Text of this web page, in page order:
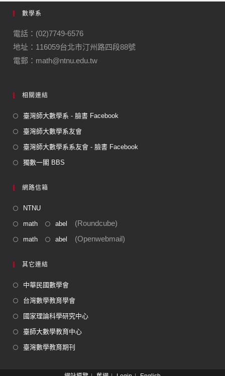
數學系
電話：(02)7749-6576
地址：116059台北市汀州路四段88號
電郵：math@ntnu.edu.tw
相關連結
臺灣師大數學系 - 臉書 Facebook
臺灣師大數學系友會
臺灣師大數學系系友會 - 臉書 Facebook
獨數一閣 BBS
網路信箱
NTNU
math abel (Roundcube)
math abel (Openwebmail)
其它連結
中華民國數學會
台灣數學教育學會
國家理論科學研究中心
臺師大數學教育中心
臺灣數學教育期刊